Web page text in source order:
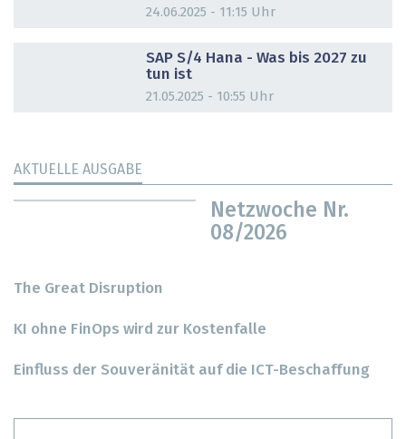
24.06.2025 - 11:15 Uhr
SAP S/4 Hana - Was bis 2027 zu
tun ist
21.05.2025 - 10:55 Uhr
AKTUELLE AUSGABE
Netzwoche Nr.
08/2026
The Great Disruption
KI ohne FinOps wird zur Kostenfalle
Einfluss der Souveränität auf die ICT-Beschaffung